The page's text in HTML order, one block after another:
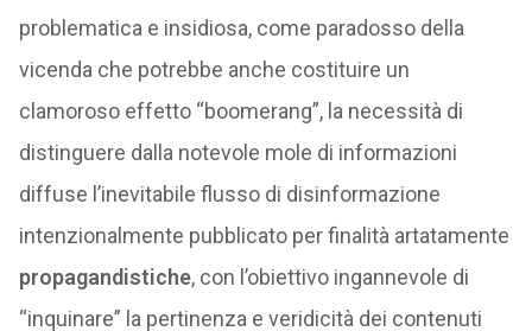
problematica e insidiosa, come paradosso della
vicenda che potrebbe anche costituire un
clamoroso effetto “boomerang”, la necessità di
distinguere dalla notevole mole di informazioni
diffuse l’inevitabile flusso di disinformazione
intenzionalmente pubblicato per finalità artatamente
propagandistiche, con l’obiettivo ingannevole di
“inquinare” la pertinenza e veridicità dei contenuti